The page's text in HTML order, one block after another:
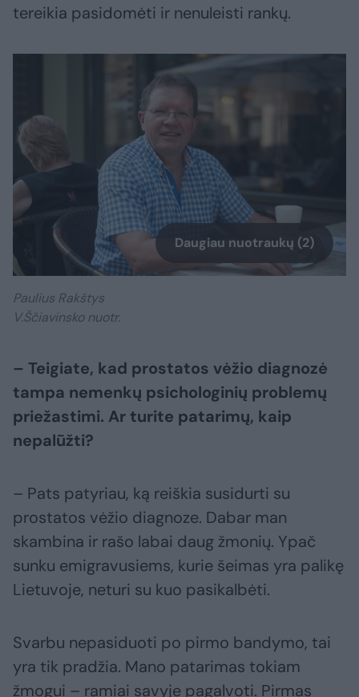
tereikia pasidomėti ir nenuleisti rankų.
Daugiau nuotraukų (2)
Paulius Rakštys
V.Ščiavinsko nuotr.
– Teigiate, kad prostatos vėžio diagnozė
tampa nemenkų psichologinių problemų
priežastimi. Ar turite patarimų, kaip
nepalūžti?
– Pats patyriau, ką reiškia susidurti su
prostatos vėžio diagnoze. Dabar man
skambina ir rašo labai daug žmonių. Ypač
sunku emigravusiems, kurie šeimas yra palikę
Lietuvoje, neturi su kuo pasikalbėti.
Svarbu nepasiduoti po pirmo bandymo, tai
yra tik pradžia. Mano patarimas tokiam
žmogui – ramiai savyje pagalvoti. Pirmas